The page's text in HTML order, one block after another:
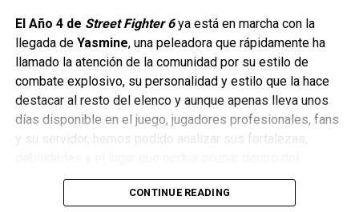
Este cambio se probará en ocho puntos de interés, como
Minas Frías y Acuatlántida Central y, si a los
Conservadores les convence, se extenderá a otros puntos
de interés.
La actualización también introduce objetos para las
rasgos y más XP del personal, la posibilidad de crear
diferentes objetos de cargamento en el taller y una
El Año 4 de Street Fighter 6ya está en marcha con la
llegada de Yasmine, una peleadora que rápidamente ha
llamado la atención de la comunidad por su estilo de
combate explosivo, su personalidad y estilo que la hace
destacar al resto del elenco y aunque apenas lleva unos
días disponible en el juego, jugadores profesionales, fans
y su servidor, hemos podido analizar sus fortalezas,
competitivo y aquí les cuento el cómo se siente esta
CONTINUE READING